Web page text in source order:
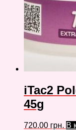
iTac2
45g
720.00 грн. В